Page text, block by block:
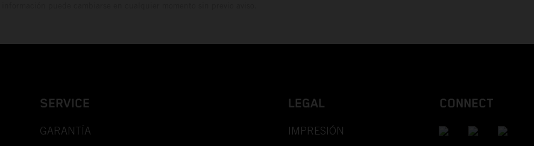
SERVICE
GARANTÍA
LEGAL
IMPRESIÓN
CONNECT